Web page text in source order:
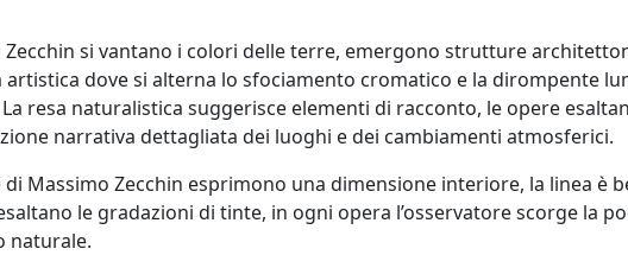
Zecchin si vantano i colori delle terre, emergono strutture
dove si alterna lo sfociamento cromatico e la dirompente
resa naturalistica suggerisce elementi di racconto, le opere
narrativa dettagliata dei luoghi e dei cambiamenti atmosferici.
Massimo Zecchin esprimono una dimensione interiore, la linea è
le gradazioni di tinte, in ogni opera l’osservatore scorge la
naturale.